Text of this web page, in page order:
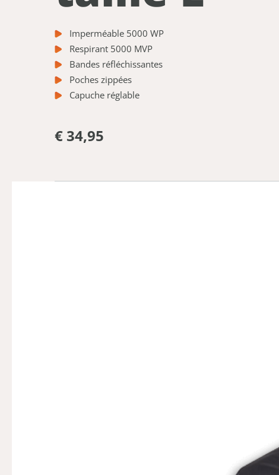
Imperméable 5000 WP
Respirant 5000 MVP
Bandes réfléchissantes
Poches zippées
Capuche réglable
€ 34,95